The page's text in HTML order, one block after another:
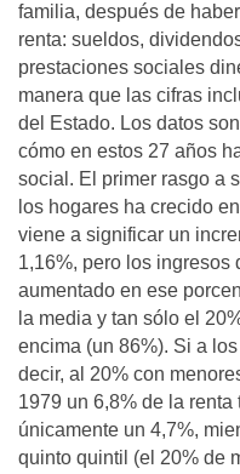
familia, después de
renta: sueldos,
prestaciones sociales
manera que las cifras
del Estado. Los datos
cómo en estos 27 años
social. El primer rasgo a
los hogares ha crecido
viene a significar un
1,16%, pero los ingresos
aumentado en ese
la media y tan sólo el
encima (un 86%). Si a
decir, al 20% con
1979 un 6,8% de la
únicamente un 4,7%,
quinto quintil (el 20% de